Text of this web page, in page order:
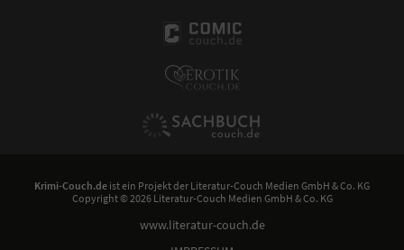
Krimi-Couch.de ist ein Projekt der Literatur-Couch Medien GmbH & Co. KG
Copyright © 2026 Literatur-Couch Medien GmbH & Co. KG
www.literatur-couch.de